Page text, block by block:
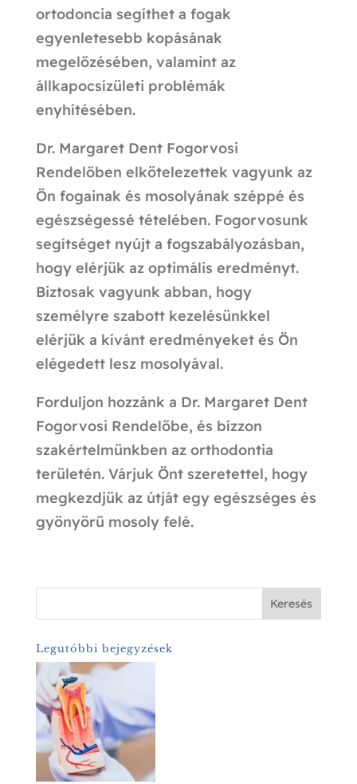
ortodoncia segíthet a fogak
egyenletesebb kopásának
megelőzésében, valamint az
állkapocsízületi problémák
enyhítésében.
Dr. Margaret Dent Fogorvosi
Rendelőben elkötelezettek vagyunk az
Ön fogainak és mosolyának széppé és
egészségessé tételében. Fogorvosunk
segítséget nyújt a fogszabályozásban,
hogy elérjük az optimális eredményt.
Biztosak vagyunk abban, hogy
személyre szabott kezelésünkkel
elérjük a kívánt eredményeket és Ön
elégedett lesz mosolyával.
Forduljon hozzánk a Dr. Margaret Dent
Fogorvosi Rendelőbe, és bízzon
szakértelmünkben az orthodontia
területén. Várjuk Önt szeretettel, hogy
megkezdjük az útját egy egészséges és
gyönyörű mosoly felé.
Keresés
Legutóbbi bejegyzések